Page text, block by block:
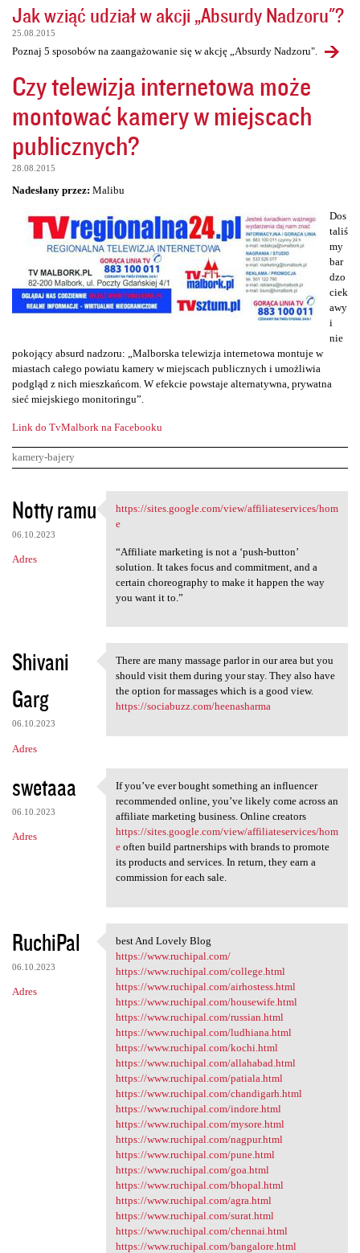
Jak wziąć udział w akcji „Absurdy Nadzoru"?
25.08.2015
Poznaj 5 sposobów na zaangażowanie się w akcję „Absurdy Nadzoru".
Czy telewizja internetowa może
montować kamery w miejscach
publicznych?
28.08.2015
Nadesłany przez: Malibu
Dos
taliś
my
bar
dzo
ciek
awy
i
nie
pokojący absurd nadzoru: „Malborska telewizja internetowa montuje w
miastach całego powiatu kamery w miejscach publicznych i umożliwia
podgląd z nich mieszkańcom. W efekcie powstaje alternatywna, prywatna
sieć miejskiego monitoringu”.
Link do TvMalbork na Facebooku
kamery-bajery
K
o
m
e
r
e
Notty ramu
06.10.2023
Adres
https://sites.google.com/view
https://sites.google.com/view/affiliateservices/hom
e
“Affiliate marketing is not a ‘push-button’
solution. It takes focus and commitment, and a
certain choreography to make it happen the way
you want it to.”
Shivani
Garg
06.10.2023
Adres
There are many massage parlor
There are many massage parlor in our area but you
should visit them during your stay. They also have
the option for massages which is a good view.
https://sociabuzz.com/heenasharma
swetaaa
06.10.2023
Adres
If you’ve ever bought
If you’ve ever bought something an influencer
recommended online, you’ve likely come across an
affiliate marketing business. Online creators
https://sites.google.com/view/affiliateservices/hom
eoften build partnerships with brands to promote
its products and services. In return, they earn a
commission for each sale.
RuchiPal
06.10.2023
Adres
best And Lovely Blog
best And Lovely Blog
https://www.ruchipal.com/
https://www.ruchipal.com/college.html
https://www.ruchipal.com/airhostess.html
https://www.ruchipal.com/housewife.html
https://www.ruchipal.com/russian.html
https://www.ruchipal.com/ludhiana.html
https://www.ruchipal.com/kochi.html
https://www.ruchipal.com/allahabad.html
https://www.ruchipal.com/patiala.html
https://www.ruchipal.com/chandigarh.html
https://www.ruchipal.com/indore.html
https://www.ruchipal.com/mysore.html
https://www.ruchipal.com/nagpur.html
https://www.ruchipal.com/pune.html
https://www.ruchipal.com/goa.html
https://www.ruchipal.com/bhopal.html
https://www.ruchipal.com/agra.html
https://www.ruchipal.com/surat.html
https://www.ruchipal.com/chennai.html
https://www.ruchipal.com/bangalore.html